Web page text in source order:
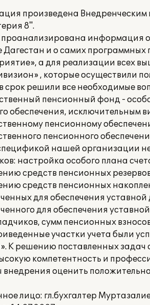
произведена
8".
информация о
Дагестан и о самих
а для реализации всех
, которые осуществили
срок решили все необходимые
пенсионный фонд -
обеспечения, исключительным
пенсионному
пенсионного
нашей организации
настройка особого плана
средств пенсионных
средств пенсионных
для обеспечения
для обеспечения
сумм пенсионных
участки учета были
К решению поставленных
компетентность и
внедрения оценить
лицо: гл.бухгалтер